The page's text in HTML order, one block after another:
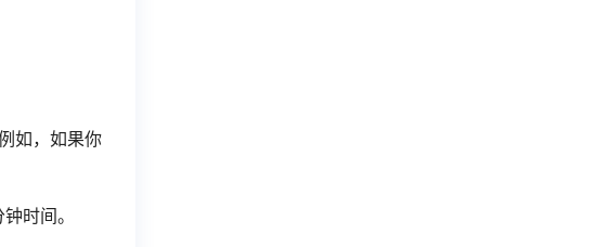
如，如果你
时间。